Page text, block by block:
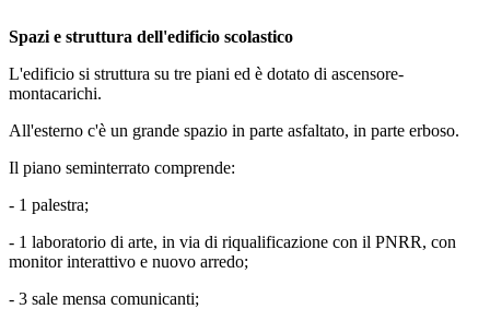
Spazi e struttura dell'edificio scolastico
L'edificio si struttura su tre piani ed è dotato di ascensore-
montacarichi.
All'esterno c'è un grande spazio in parte asfaltato, in parte erboso.
Il piano seminterrato comprende:
- 1 palestra;
- 1 laboratorio di arte, in via di riqualificazione con il PNRR, con
monitor interattivo e nuovo arredo;
- 3 sale mensa comunicanti;